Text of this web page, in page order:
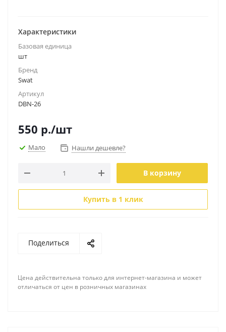
Характеристики
Базовая единица
шт
Бренд
Swat
Артикул
DBN-26
550 р./шт
Мало Нашли дешевле?
В корзину
Купить в 1 клик
Поделиться
Цена действительна только для интернет-магазина и может
отличаться от цен в розничных магазинах